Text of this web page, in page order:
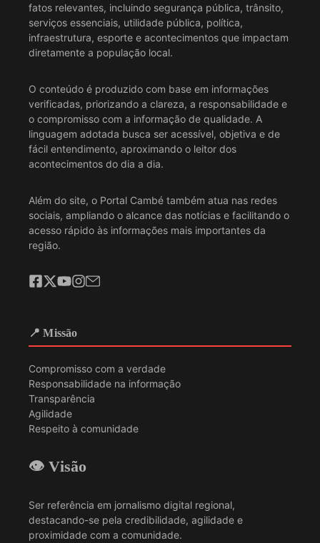
fatos relevantes, incluindo segurança pública, trânsito,
serviços essenciais, utilidade pública, política,
infraestrutura, esporte e acontecimentos que impactam
diretamente a população local.
O conteúdo é produzido com base em informações
verificadas, priorizando a clareza, a responsabilidade e
o compromisso com a informação de qualidade. A
linguagem adotada busca ser acessível, objetiva e de
fácil entendimento, aproximando o leitor dos
acontecimentos do dia a dia.
Além do site, o Portal Cambé também atua nas redes
sociais, ampliando o alcance das notícias e facilitando o
acesso rápido às informações mais importantes da
região.
📍 Missão
Compromisso com a verdade
Responsabilidade na informação
Transparência
Agilidade
Respeito à comunidade
👁️ Visão
Ser referência em jornalismo digital regional,
destacando-se pela credibilidade, agilidade e
proximidade com a comunidade.